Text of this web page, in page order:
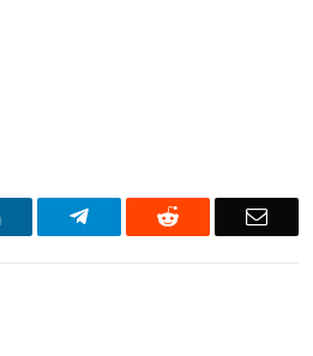
Telegram Reddit Email